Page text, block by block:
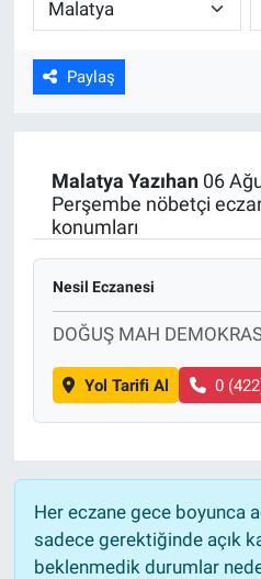
Paylaş
Malatya Yazıhan06
Perşembe nöbetçi
konumları
Nesil Eczanesi
DOĞUŞ MAH
Yol Tarifi Al 0
Her eczane gece boyunca
sadece gerektiğinde açık
beklenmedik durumlar